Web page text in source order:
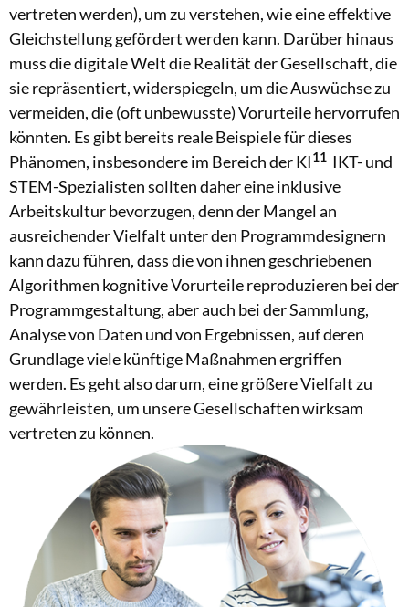
vertreten werden), um zu verstehen, wie eine effektive
Gleichstellung gefördert werden kann. Darüber hinaus
muss die digitale Welt die Realität der Gesellschaft, die
sie repräsentiert, widerspiegeln, um die Auswüchse zu
vermeiden, die (oft unbewusste) Vorurteile hervorrufen
könnten. Es gibt bereits reale Beispiele für dieses
Phänomen, insbesondere im Bereich der KI11 IKT- und
STEM-Spezialisten sollten daher eine inklusive
Arbeitskultur bevorzugen, dennder Mangel an
ausreichender Vielfalt unter den Programmdesignern
kann dazu führen, dass die von ihnen geschriebenen
Algorithmen kognitive Vorurteile reproduzieren bei der
Programmgestaltung, aber auch bei der Sammlung,
Analyse von Daten und von Ergebnissen, auf deren
Grundlage viele künftige Maßnahmen ergriffen
werden. Es geht also darum, eine größere Vielfalt zu
gewährleisten, um unsere Gesellschaften wirksam
vertreten zu können.